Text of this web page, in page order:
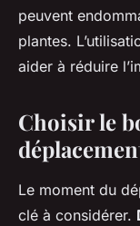
peuvent
plantes.
aider à réduire
Choisir le
Le moment du
clé à considérer.